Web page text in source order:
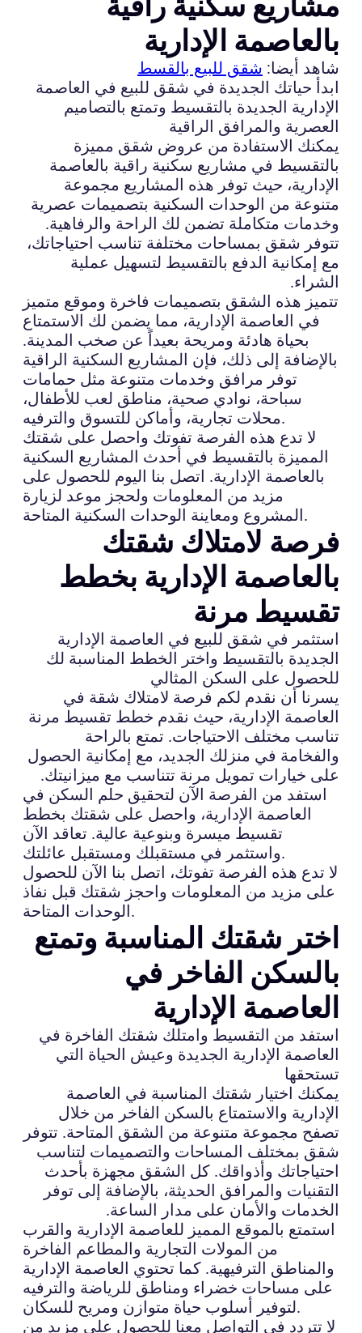
بالعاصمة الإدارية
شاهد أيضا: شقق للبيع بالقسط
ابدأ حياتك الجديدة في شقق للبيع في العاصمة
الإدارية الجديدة بالتقسيط وتمتع بالتصاميم
العصرية والمرافق الراقية
يمكنك الاستفادة من عروض شقق مميزة
بالتقسيط في مشاريع سكنية راقية بالعاصمة
الإدارية، حيث توفر هذه المشاريع مجموعة
متنوعة من الوحدات السكنية بتصميمات عصرية
وخدمات متكاملة تضمن لك الراحة والرفاهية.
تتوفر شقق بمساحات مختلفة تناسب احتياجاتك،
مع إمكانية الدفع بالتقسيط لتسهيل عملية
الشراء.
تتميز هذه الشقق بتصميمات فاخرة وموقع متميز
في العاصمة الإدارية، مما يضمن لك الاستمتاع
بحياة هادئة ومريحة بعيداً عن صخب المدينة.
بالإضافة إلى ذلك، فإن المشاريع السكنية الراقية
توفر مرافق وخدمات متنوعة مثل حمامات
سباحة، نوادي صحية، مناطق لعب للأطفال،
محلات تجارية، وأماكن للتسوق والترفيه.
لا تدع هذه الفرصة تفوتك واحصل على شقتك
المميزة بالتقسيط في أحدث المشاريع السكنية
بالعاصمة الإدارية. اتصل بنا اليوم للحصول على
مزيد من المعلومات ولحجز موعد لزيارة
المشروع ومعاينة الوحدات السكنية المتاحة.
فرصة لامتلاك شقتك
بالعاصمة الإدارية بخطط
تقسيط مرنة
استثمر في شقق للبيع في العاصمة الإدارية
الجديدة بالتقسيط واختر الخطط المناسبة لك
للحصول على السكن المثالي
يسرنا أن نقدم لكم فرصة لامتلاك شقة في
العاصمة الإدارية، حيث نقدم خطط تقسيط مرنة
تناسب مختلف الاحتياجات. تمتع بالراحة
والفخامة في منزلك الجديد، مع إمكانية الحصول
على خيارات تمويل مرنة تتناسب مع ميزانيتك.
استفد من الفرصة الآن لتحقيق حلم السكن في
العاصمة الإدارية، واحصل على شقتك بخطط
تقسيط ميسرة وبنوعية عالية. تعاقد الآن
واستثمر في مستقبلك ومستقبل عائلتك.
لا تدع هذه الفرصة تفوتك، اتصل بنا الآن للحصول
على مزيد من المعلومات واحجز شقتك قبل نفاذ
الوحدات المتاحة.
اختر شقتك المناسبة وتمتع
بالسكن الفاخر في
العاصمة الإدارية
استفد من التقسيط وامتلك شقتك الفاخرة في
العاصمة الإدارية الجديدة وعيش الحياة التي
تستحقها
يمكنك اختيار شقتك المناسبة في العاصمة
الإدارية والاستمتاع بالسكن الفاخر من خلال
تصفح مجموعة متنوعة من الشقق المتاحة. تتوفر
شقق بمختلف المساحات والتصميمات لتناسب
احتياجاتك وأذواقك. كل الشقق مجهزة بأحدث
التقنيات والمرافق الحديثة، بالإضافة إلى توفر
الخدمات والأمان على مدار الساعة.
استمتع بالموقع المميز للعاصمة الإدارية والقرب
من المولات التجارية والمطاعم الفاخرة
والمناطق الترفيهية. كما تحتوي العاصمة الإدارية
على مساحات خضراء ومناطق للرياضة والترفيه
لتوفير أسلوب حياة متوازن ومريح للسكان.
لا تتردد في التواصل معنا للحصول على مزيد من